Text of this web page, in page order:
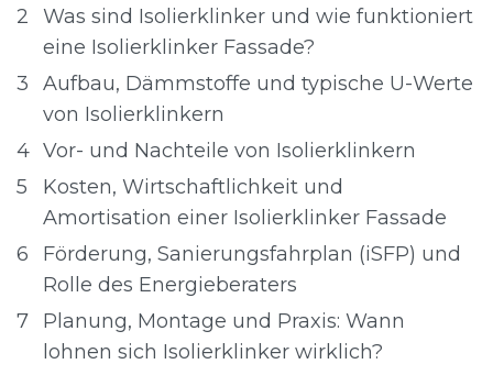
2
Was sind Isolierklinker und wie funktioniert
eine Isolierklinker Fassade?
3
Aufbau, Dämmstoffe und typische U-Werte
von Isolierklinkern
4 Vor- und Nachteile von Isolierklinkern
5
Kosten, Wirtschaftlichkeit und
Amortisation einer Isolierklinker Fassade
6
Förderung, Sanierungsfahrplan (iSFP) und
Rolle des Energieberaters
7
Planung, Montage und Praxis: Wann
lohnen sich Isolierklinker wirklich?